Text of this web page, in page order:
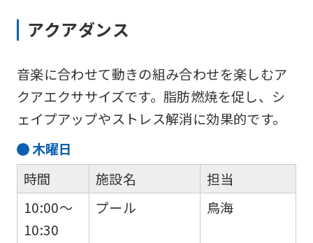
アクアダンス
音楽に合わせて動きの組み合わせを楽しむア
クアエクササイズです。脂肪燃焼を促し、シ
ェイプアップやストレス解消に効果的です。
木曜日
時間
10:00～
10:30
施設名
プール
担当
鳥海
be
translated
mechanically,
it
may